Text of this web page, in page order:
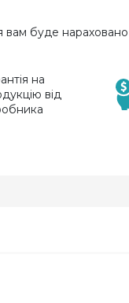
вам буде нараховано
на
від